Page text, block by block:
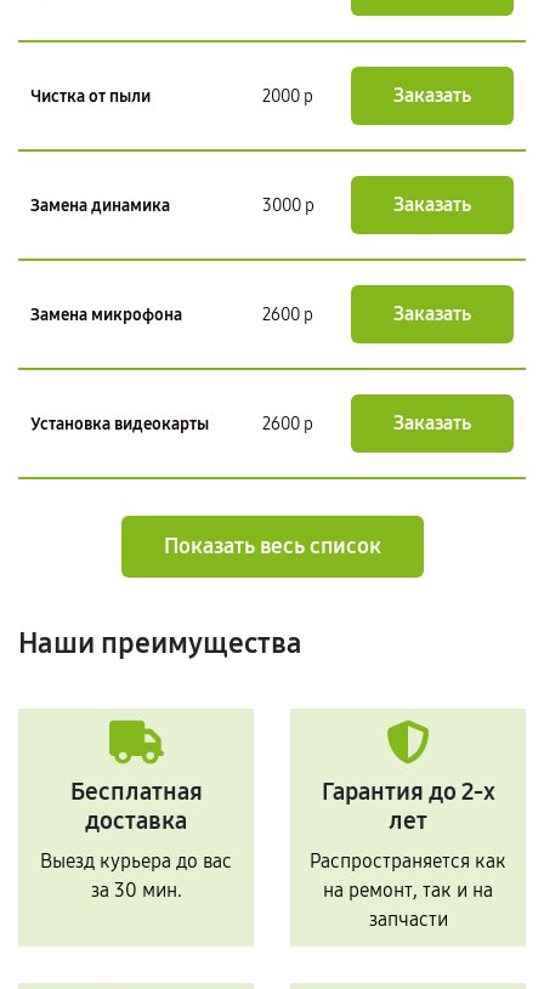
Чистка от пыли 2000 р Заказать
Замена динамика 3000 р Заказать
Замена микрофона 2600 р Заказать
Установка видеокарты 2600 р Заказать
Показать весь список
Наши преимущества
Бесплатная
доставка
Выезд курьера до вас
за 30 мин.
Гарантия до 2-х
лет
Распространяется как
на ремонт, так и на
запчасти